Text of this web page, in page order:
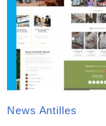
News Antilles